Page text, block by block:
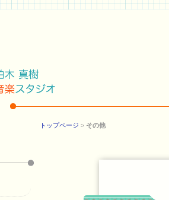
トップページ > その他